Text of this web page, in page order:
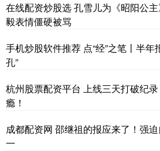
在线配资炒股选 孔雪儿为《昭阳公
毅表情僵硬被骂
手机炒股软件推荐 点“经”之笔丨半年
孔”
杭州股票配资平台 上线三天打破纪
瘾！
成都配资网 邵继祖的报应来了！强
一